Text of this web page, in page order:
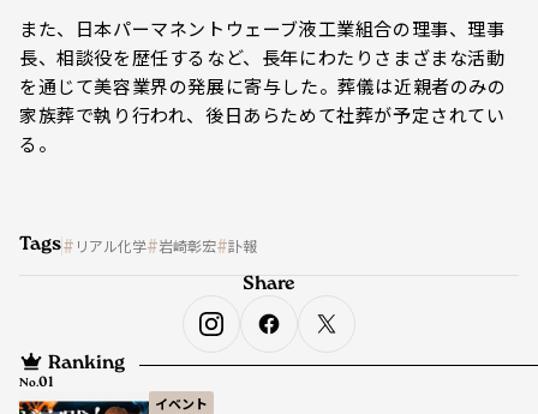
また、日本パーマネントウェーブ液工業組合の理事、理事
長、相談役を歴任するなど、長年にわたりさまざまな活動
を通じて美容業界の発展に寄与した。葬儀は近親者のみの
家族葬で執り行われ、後日あらためて社葬が予定されてい
る。
Tags リアル化学 岩崎彰宏 訃報
Ranking
イベント
No.
Share